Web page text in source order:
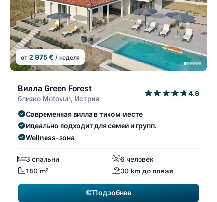
от 2 975 € / неделя
Вилла Green Forest
близко Motovun, Истрия
4.8
Современная вилла в тихом месте
Идеально подходит для семей и групп.
Wellness-зона
3 спальни
6 человек
180 m²
30 km до пляжа
Подробнее